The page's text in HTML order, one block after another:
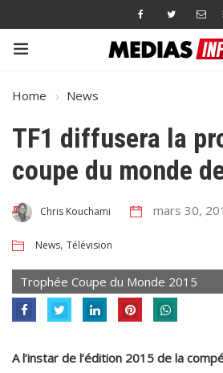
Home News
TF1 diffusera la
coupe du monde
Chris Kouchami mars 30,
News, Télévision
Trophée Coupe du Monde 2015
A l’instar de l’édition 2015 de la